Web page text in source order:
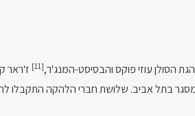
[11]
ז'ראר
בתל אביב. שלושת חברי הלהקה התקבלו